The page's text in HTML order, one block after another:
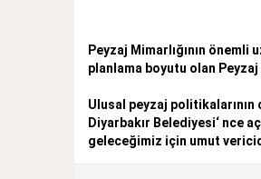
Peyzaj Mimarlığının
planlama boyutu olan Peyzaj
Ulusal peyzaj politikalarının
Diyarbakır Belediyesi‘ nce
geleceğimiz için umut